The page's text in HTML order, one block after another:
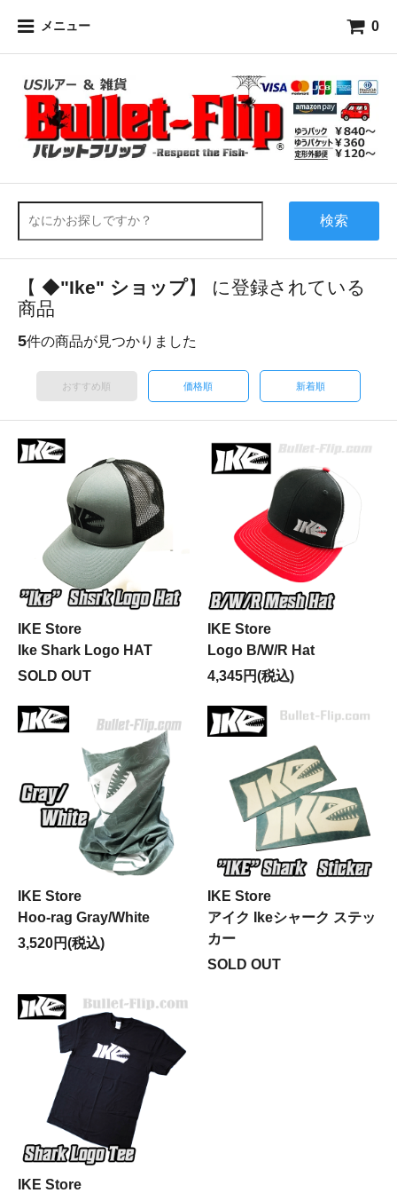
メニュー 0
検索
【 ◆"Ike" ショップ】 に登録されている
商品
5件の商品が見つかりました
おすすめ順 価格順 新着順
IKE Store
Ike Shark Logo HAT
SOLD OUT
IKE Store
Logo B/W/R Hat
4,345円(税込)
IKE Store
Hoo-rag Gray/White
3,520円(税込)
IKE Store
アイク Ikeシャーク ステッ
カー
SOLD OUT
IKE Store